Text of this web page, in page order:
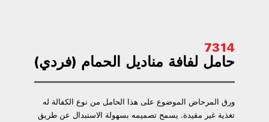
7314
حامل لفافة مناديل الحمام (فردي)
ورق المرحاض الموضوع على هذا الحامل من نوع الكفالة له
تغذية غير مقيدة. يسمح تصميمه بسهولة الاستبدال عن طريق